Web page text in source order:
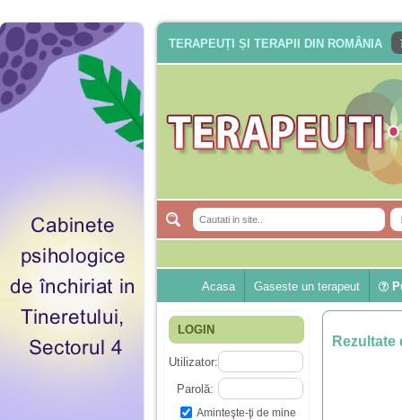
TERAPEUȚI ȘI TERAPII DIN ROMÂNIA
Acasa Gaseste un terapeut
LOGIN
Utilizator:
Parolă:
Aminteşte-ţi de mine
Rezultate